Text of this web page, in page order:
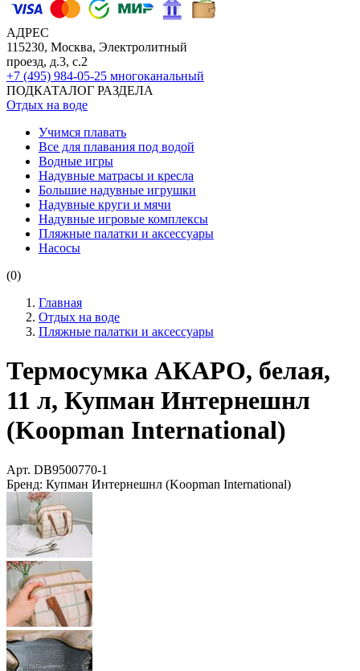
АДРЕС
115230, Москва, Электролитный
проезд, д.3, с.2
+7 (495) 984-05-25 многоканальный
ПОДКАТАЛОГ РАЗДЕЛА
Отдых на воде
Учимся плавать
Все для плавания под водой
Водные игры
Надувные матрасы и кресла
Большие надувные игрушки
Надувные круги и мячи
Надувные игровые комплексы
Пляжные палатки и аксессуары
Насосы
(0)
Главная
Отдых на воде
Пляжные палатки и аксессуары
Термосумка АКАРО, белая,
11 л, Купман Интернешнл
(Koopman International)
Арт. DB9500770-1
Бренд: Купман Интернешнл (Koopman International)